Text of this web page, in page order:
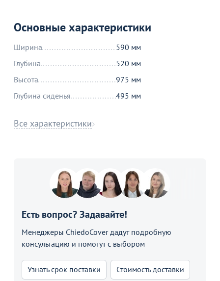
Основные характеристики
Ширина
590 мм
Глубина
520 мм
Высота
975 мм
Глубина сиденья
495 мм
Все характеристики
Есть вопрос? Задавайте!
Менеджеры ChiedoCover дадут подробную
консультацию и помогут с выбором
Узнать срок поставки Стоимость доставки